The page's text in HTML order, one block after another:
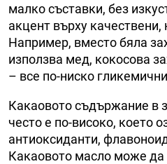
малко съставки, без
акцент върху качествени,
Например, вместо бяла
използва мед, кокосова
– все по-ниско
Какаовото съдържание в
често е по-високо, което
антиоксиданти,
Какаовото масло може да